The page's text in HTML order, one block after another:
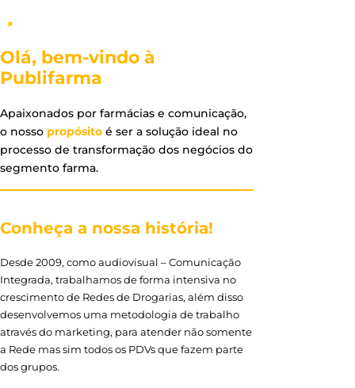
Olá, bem-vindo à
Publifarma
Apaixonados por farmácias e comunicação,
o nosso propósito é ser a solução ideal no
processo de transformação dos negócios do
segmento farma.
Conheça a nossa história!
Desde 2009, como audiovisual – Comunicação
Integrada, trabalhamos de forma intensiva no
crescimento de Redes de Drogarias, além disso
desenvolvemos uma metodologia de trabalho
através do marketing, para atender não somente
a Rede mas sim todos os PDVs que fazem parte
dos grupos.